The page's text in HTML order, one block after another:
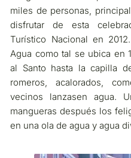
miles de personas,
disfrutar de esta
Turístico Nacional en
Agua como tal se ubica en
al Santo hasta la capilla
romeros, acalorados,
vecinos lanzasen agua.
mangueras después los
en una ola de agua y agua